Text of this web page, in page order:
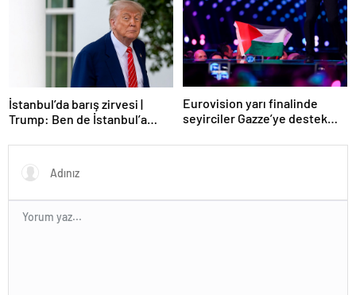
İstanbul’da barış zirvesi |
Trump: Ben de İstanbul’a
Eurovision yarı finalinde
seyirciler Gazze’ye destek